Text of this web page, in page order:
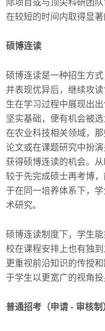
际项目或与顶尖科研团
在较短的时间内取得显著
硕博连读
硕博连读是一种招生方
并表现优异后，继续攻
生在学习过程中展现出
坚实基础，便有机会被
在农业科技相关领域，
论文或在课题研究中扮
获得硕博连读的机会。
较于先完成硕士再考博
于在同一培养体系下，
术研究。
硕博连读制度下，学生
校在课程安排上也有独
更重视前沿知识的传授
于学生以更宽广的视角投
普通招考（申请 - 审核制